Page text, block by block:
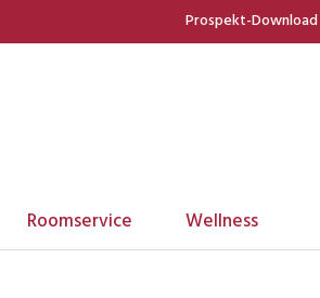
Prospekt-Download
Roomservice Wellness